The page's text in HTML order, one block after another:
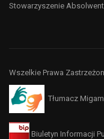
Stowarzyszenie
Wszelkie Prawa
Tłumacz Migam
Biuletyn Informacji